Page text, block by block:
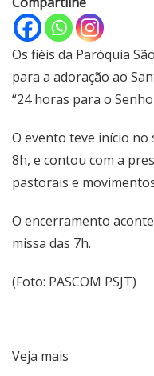
Os fiéis da Paróquia
para a adoração ao
“24 horas para o
O evento teve início no
8h, e contou com a
pastorais e
O encerramento
missa das 7h.
(Foto: PASCOM PSJT)
Veja mais